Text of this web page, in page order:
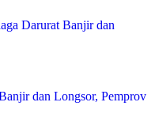
Darurat Banjir dan
dan Longsor, Pemprov